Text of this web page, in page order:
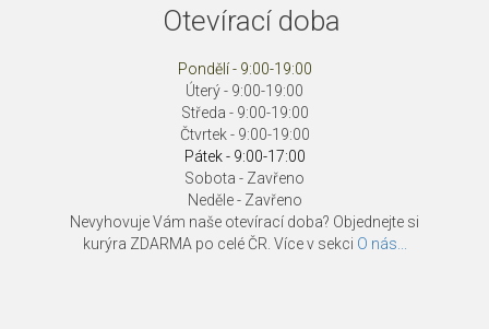
Otevírací doba
Pondělí - 9:00-19:00
Úterý - 9:00-19:00
Středa - 9:00-19:00
Čtvrtek - 9:00-19:00
Pátek - 9:00-17:00
Sobota - Zavřeno
Neděle - Zavřeno
Nevyhovuje Vám naše otevírací doba? Objednejte si
kurýra ZDARMA po celé ČR. Více v sekci O nás...